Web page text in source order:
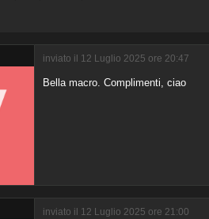
inviato il 12 Luglio 2025 ore 20:47
Bella macro. Complimenti, ciao
inviato il 12 Luglio 2025 ore 21:00